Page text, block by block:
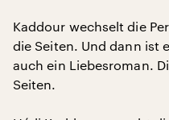
Kaddour wechselt die
die Seiten. Und dann ist
auch ein Liebesroman.
Seiten.